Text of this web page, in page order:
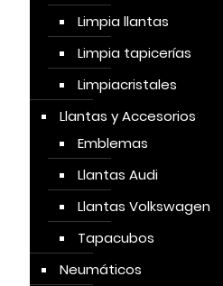
Limpia llantas
Limpia tapicerías
Limpiacristales
Llantas y Accesorios
Emblemas
Llantas Audi
Llantas Volkswagen
Tapacubos
Neumáticos